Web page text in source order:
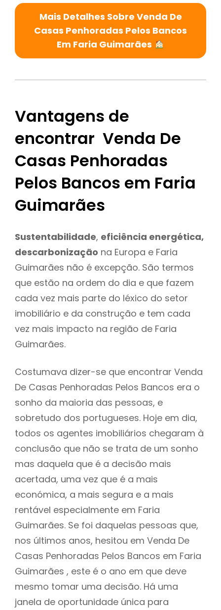
Mais Detalhes Sobre Venda De
Casas Penhoradas Pelos Bancos
Em Faria Guimarães
Vantagens de
encontrar Venda De
Casas Penhoradas
Pelos Bancos em Faria
Guimarães
Sustentabilidade, eficiência energética,
descarbonização na Europa e Faria
Guimarães não é excepção. São termos
que estão na ordem do dia e que fazem
cada vez mais parte do léxico do setor
imobiliário e da construção e tem cada
vez mais impacto na região de Faria
Guimarães.
Costumava dizer-se que encontrar Venda
De Casas Penhoradas Pelos Bancos era o
sonho da maioria das pessoas, e
sobretudo dos portugueses. Hoje em dia,
todos os agentes imobiliários chegaram à
conclusão que não se trata de um sonho
mas daquela que é a decisão mais
acertada, uma vez que é a mais
económica, a mais segura e a mais
rentável especialmente em Faria
Guimarães. Se foi daquelas pessoas que,
nos últimos anos, hesitou em Venda De
Casas Penhoradas Pelos Bancos em Faria
Guimarães , este é o ano em que deve
mesmo tomar uma decisão. Há uma
janela de oportunidade única para